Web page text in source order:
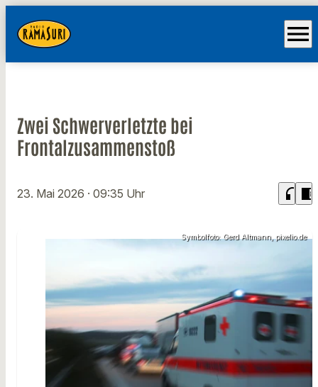
menu
Zwei Schwerverletzte bei
Frontalzusammenstoß
23. Mai 2026 · 09:35 Uhr headphones chrome_reader_mode
Symbolfoto: Gerd Altmann, pixelio.de